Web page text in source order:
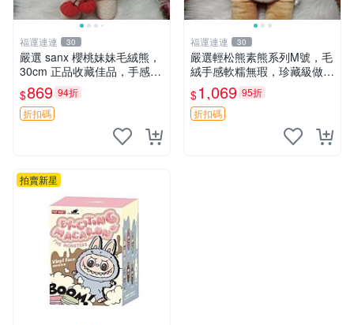
福運連連 30
嚴選 sanx 櫻桃妹妹毛絨熊，
30cm 正品收藏佳品，手感極
軟，適合贈送與收藏 櫻桃妹
妹、sanx、毛絨熊
$869 94折
折扣碼
福運連連 30
嚴選輕松熊素熊系列M號，毛
絨手感軟糯無瑕，珍藏級做工
推薦收藏，尺寸35cm清晰可
見。中古毛絨、收藏精品、毛
絨玩具
$1,069 95折
折扣碼
拍賣新星